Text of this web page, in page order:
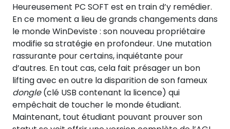
Heureusement PC SOFT est en train d’y remédier.
En ce moment a lieu de grands changements dans
le monde WinDeviste : son nouveau propriétaire
modifie sa stratégie en profondeur. Une mutation
rassurante pour certains, inquiétante pour
d’autres. En tout cas, cela fait présager un bon
lifting avec en outre la disparition de son fameux
dongle(clé USB contenant la licence) qui
empêchait de toucher le monde étudiant.
Maintenant, tout étudiant pouvant prouver son